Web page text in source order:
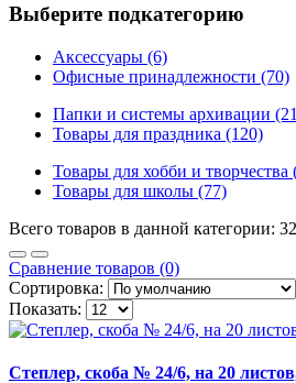
Выберите подкатегорию
Аксессуары (6)
Офисные принадлежности (70)
Папки и системы архивации
Товары для праздника (120)
Товары для хобби и творчества
Товары для школы (77)
Всего товаров в данной категории:
Сравнение товаров (0)
Сортировка:
Показать:
Cтеплер, скоба № 24/6, на 20